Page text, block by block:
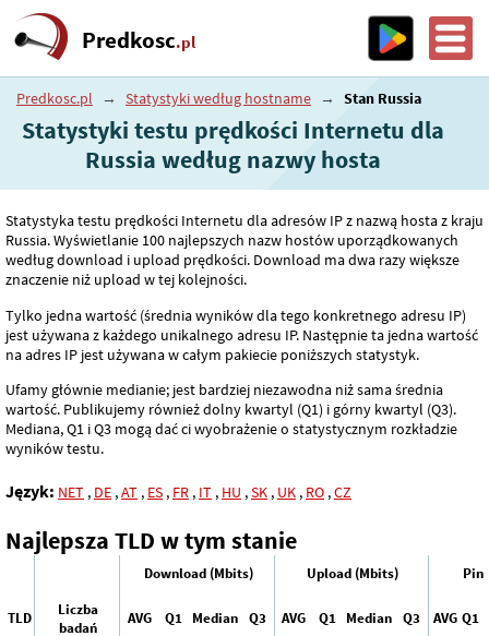
Predkosc.pl
Predkosc.pl → Statystyki według hostname → Stan Russia
Statystyki testu prędkości Internetu dla
Russia według nazwy hosta
Statystyka testu prędkości Internetu dla adresów IP z nazwą hosta z kraju
Russia. Wyświetlanie 100 najlepszych nazw hostów uporządkowanych
według download i upload prędkości. Download ma dwa razy większe
znaczenie niż upload w tej kolejności.
Tylko jedna wartość (średnia wyników dla tego konkretnego adresu IP)
jest używana z każdego unikalnego adresu IP. Następnie ta jedna wartość
na adres IP jest używana w całym pakiecie poniższych statystyk.
Ufamy głównie medianie; jest bardziej niezawodna niż sama średnia
wartość. Publikujemy również dolny kwartyl (Q1) i górny kwartyl (Q3).
Mediana, Q1 i Q3 mogą dać ci wyobrażenie o statystycznym rozkładzie
wyników testu.
Język: NET , DE ,AT , ES , FR , IT , HU ,SK , UK , RO ,CZ
Najlepsza TLD w tym stanie
Download (Mbits) Upload (Mbits)
TLD
Liczba
badań
AVG Q1 Median Q3 AVG Q1 Median Q3 AVG Q1